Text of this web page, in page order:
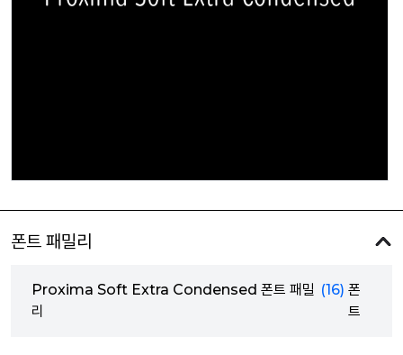
폰트 패밀리
Proxima Soft Extra Condensed 폰트 패밀
리
(16) 폰
트